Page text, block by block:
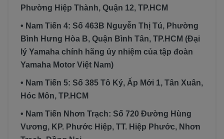
Phường Hiệp Thành, Quận 12, TP.HCM
• Nam Tiến 4: Số 463B Nguyễn Thị Tú, Phường
Bình Hưng Hòa B, Quận Bình Tân, TP.HCM (Đại
lý Yamaha chính hãng ủy nhiệm của tập đoàn
Yamaha Motor Việt Nam)
• Nam Tiến 5: Số 385 Tô Ký, Ấp Mới 1, Tân Xuân,
Hóc Môn, TP.HCM
• Nam Tiến Nhơn Trạch: Số 720 Đường Hùng
Vương, KP. Phước Hiệp, TT. Hiệp Phước, Nhơn